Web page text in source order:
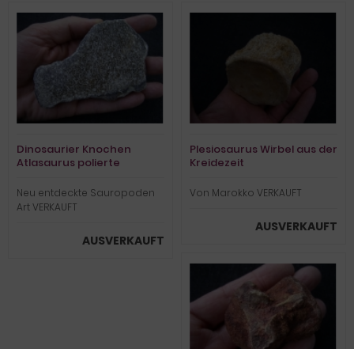
Dinosaurier Knochen
Atlasaurus polierte
Neu entdeckte Sauropoden
Art VERKAUFT
AUSVERKAUFT
Plesiosaurus Wirbel aus der
Kreidezeit
Von Marokko VERKAUFT
AUSVERKAUFT